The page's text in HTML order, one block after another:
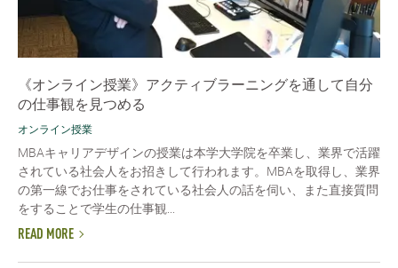
《オンライン授業》アクティブラーニングを通して自分
の仕事観を見つめる
オンライン授業
MBAキャリアデザインの授業は本学大学院を卒業し、業界で活躍
されている社会人をお招きして行われます。MBAを取得し、業界
の第一線でお仕事をされている社会人の話を伺い、また直接質問
をすることで学生の仕事観...
READ MORE